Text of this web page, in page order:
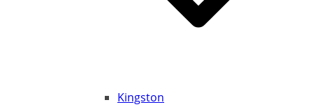
Kingston